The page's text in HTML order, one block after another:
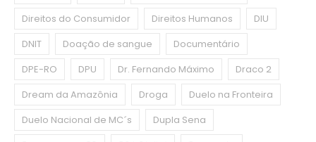
Direitos do Consumidor
Direitos Humanos
DIU
DNIT
Doação de sangue
Documentário
DPE-RO
DPU Dr. Fernando Máximo
Draco 2
Dream da Amazônia
Droga
Duelo na Fronteira
Duelo Nacional de MC´s
Dupla Sena